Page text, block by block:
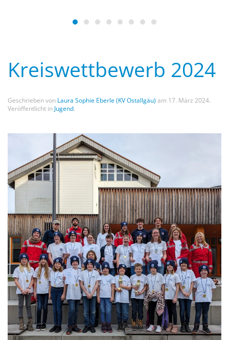
Wasserwacht Marktoberdorf
Kreiswettbewerb 2024
Geschrieben von Laura Sophie Eberle (KV Ostallgäu) am 17. März 2024.
Veröffentlicht in Jugend.